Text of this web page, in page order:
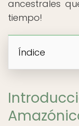
ancestrales
tiempo!
Índice